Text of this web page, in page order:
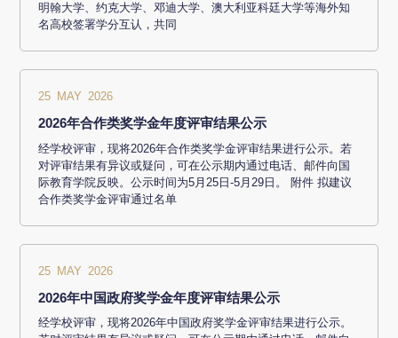
明翰大学、约克大学、邓迪大学、澳大利亚科廷大学等海外知
名高校签署学分互认，共同
25 MAY 2026
2026年合作类奖学金年度评审结果公示
经学校评审，现将2026年合作类奖学金评审结果进行公示。若
对评审结果有异议或疑问，可在公示期内通过电话、邮件向国
际教育学院反映。公示时间为5月25日-5月29日。 附件 拟建议
合作类奖学金评审通过名单
25 MAY 2026
2026年中国政府奖学金年度评审结果公示
经学校评审，现将2026年中国政府奖学金评审结果进行公示。